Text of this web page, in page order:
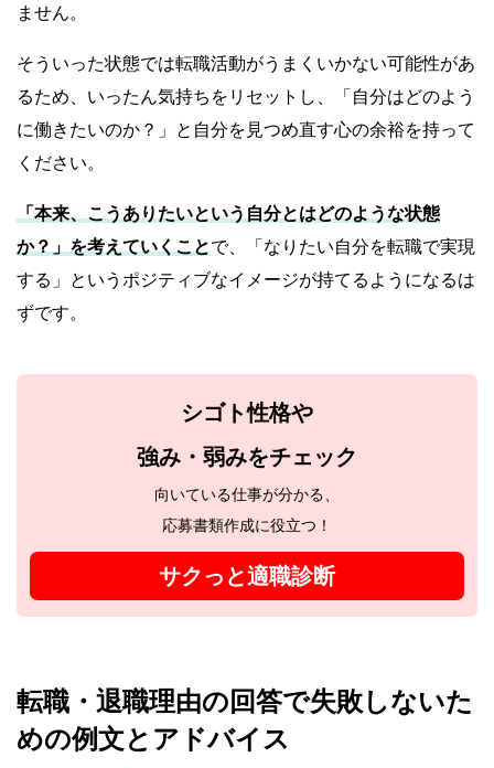
ません。
そういった状態では転職活動がうまくいかない可能性があ
るため、いったん気持ちをリセットし、「自分はどのよう
に働きたいのか？」と自分を見つめ直す心の余裕を持って
ください。
「本来、こうありたいという自分とはどのような状態
か？」を考えていくことで、「なりたい自分を転職で実現
する」というポジティブなイメージが持てるようになるは
ずです。
シゴト性格や
強み・弱みをチェック
向いている仕事が分かる、
応募書類作成に役立つ！
サクっと適職診断
転職・退職理由の回答で失敗しないた
めの例文とアドバイス